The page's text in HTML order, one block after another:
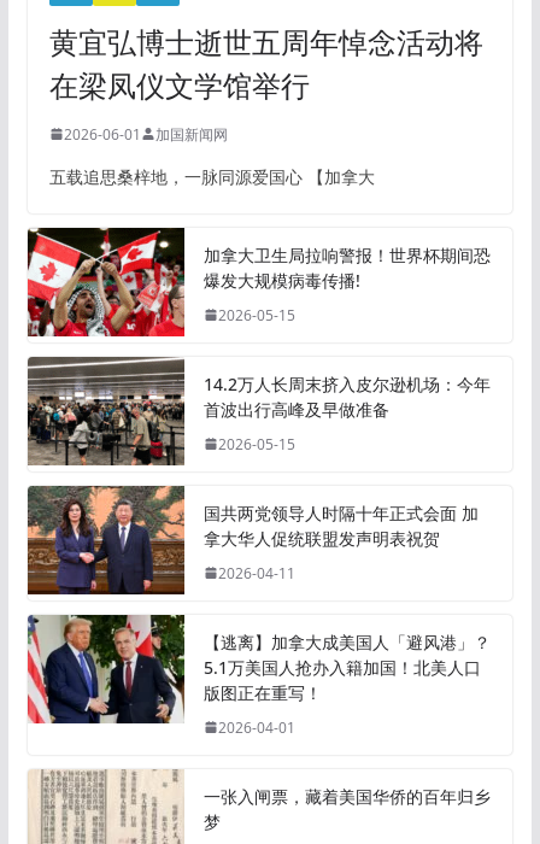
黄宜弘博士逝世五周年悼念活动将
在梁凤仪文学馆举行
2026-06-01 加国新闻网
五载追思桑梓地，一脉同源爱国心 【加拿大
加拿大卫生局拉响警报！世界杯期间恐
爆发大规模病毒传播!
2026-05-15
14.2万人长周末挤入皮尔逊机场：今年
首波出行高峰及早做准备
2026-05-15
国共两党领导人时隔十年正式会面 加
拿大华人促统联盟发声明表祝贺
2026-04-11
【逃离】加拿大成美国人「避风港」？
5.1万美国人抢办入籍加国！北美人口
版图正在重写！
2026-04-01
一张入闸票，藏着美国华侨的百年归乡
梦